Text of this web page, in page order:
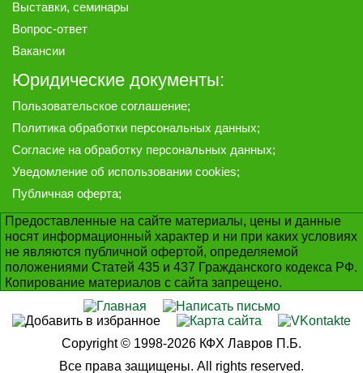
Выставки, семинары
Вопрос-ответ
Вакансии
Юридические документы:
Пользовательское соглашение;
Политика обработки персональных данных;
Согласие на обработку персональных данных;
Уведомление об использовании cookies;
Публичная оферта;
Предоставленные на сайте материалы, цены и данные
носят информационный характер и ни при каких условиях
не являются публичной офертой, определяемой
положениями Статей 435 и 437 Гражданского кодекса РФ.
Копирование материалов с сайта запрещено.
Copyright © 1998-2026 КФХ Лавров П.Б.
Все права защищены. All rights reserved.